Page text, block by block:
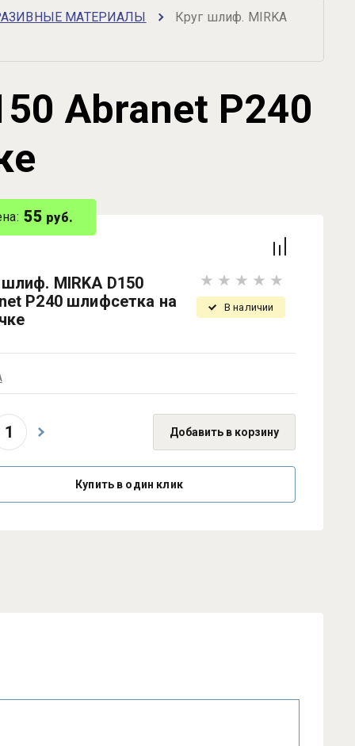
МАТЕРИАЛЫ Круг шлиф. MIRKA
Abranet P240
55 руб.
MIRKA D150
P240 шлифсетка на
В наличии
Добавить в корзину
Купить в один клик